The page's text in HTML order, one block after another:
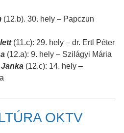
(12.b). 30. hely – Papczun
(11.c): 29. hely – dr. Ertl Péter
(12.a): 9. hely – Szilágyi Mária
(12.c): 14. hely –
OKTV